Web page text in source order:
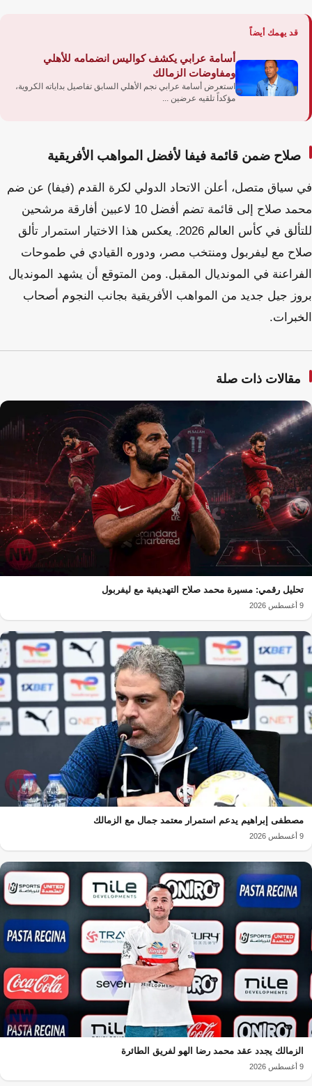
قد يهمك أيضاً
أسامة عرابي يكشف كواليس انضمامه للأهلي
ومفاوضات الزمالك
استعرض أسامة عرابي نجم الأهلي السابق تفاصيل بداياته الكروية،
مؤكداً تلقيه عرضين ...
صلاح ضمن قائمة فيفا لأفضل المواهب الأفريقية
في سياق متصل، أعلن الاتحاد الدولي لكرة القدم (فيفا) عن ضم
محمد صلاح إلى قائمة تضم أفضل 10 لاعبين أفارقة مرشحين
للتألق في كأس العالم 2026. يعكس هذا الاختيار استمرار تألق
صلاح مع ليفربول ومنتخب مصر، ودوره القيادي في طموحات
الفراعنة في المونديال المقبل. ومن المتوقع أن يشهد المونديال
بروز جيل جديد من المواهب الأفريقية بجانب النجوم أصحاب
الخبرات.
مقالات ذات صلة
تحليل رقمي: مسيرة محمد صلاح التهديفية مع ليفربول
9 أغسطس 2026
مصطفى إبراهيم يدعم استمرار معتمد جمال مع الزمالك
9 أغسطس 2026
الزمالك يجدد عقد محمد رضا الهو لفريق الطائرة
9 أغسطس 2026